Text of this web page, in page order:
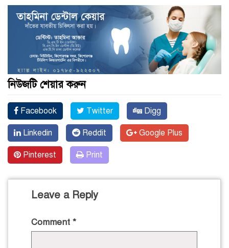
নিউজটি শেয়ার করুন
Facebook Twitter Digg
Linkedin Reddit Google Plus
Pinterest Print
Leave a Reply
Comment *